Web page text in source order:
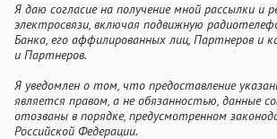
Я даю согласие на получение мной рассылки и
электросвязи, включая подвижную
Банка, его аффилированных лиц, Партнеров и
и Партнеров.
Я уведомлен о том, что предоставление
является правом, а не обязанностью, данные
отозваны в порядке, предусмотренном
Российской Федерации.